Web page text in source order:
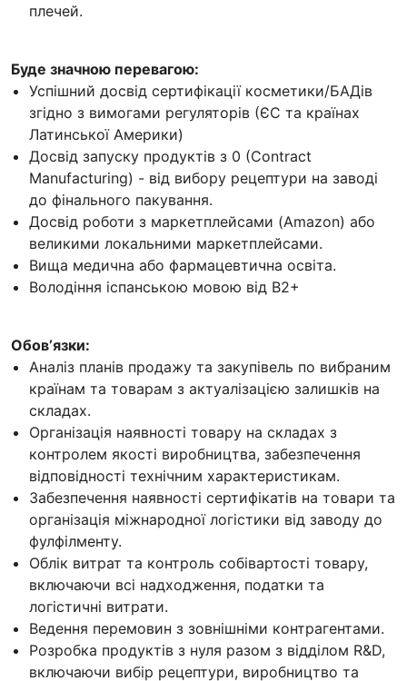
плечей.
Буде значною перевагою:
Успішний досвід сертифікації косметики/БАДів
згідно з вимогами регуляторів (ЄС та країнах
Латинської Америки)
Досвід запуску продуктів з 0 (Contract
Manufacturing) - від вибору рецептури на заводі
до фінального пакування.
Досвід роботи з маркетплейсами (Amazon) або
великими локальними маркетплейсами.
Вища медична або фармацевтична освіта.
Володіння іспанською мовою від B2+
Обовʼязки:
Аналіз планів продажу та закупівель по вибраним
країнам та товарам з актуалізацією залишків на
складах.
Організація наявності товару на складах з
контролем якості виробництва, забезпечення
відповідності технічним характеристикам.
Забезпечення наявності сертифікатів на товари та
організація міжнародної логістики від заводу до
фулфілменту.
Облік витрат та контроль собівартості товару,
включаючи всі надходження, податки та
логістичні витрати.
Ведення перемовин з зовнішніми контрагентами.
Розробка продуктів з нуля разом з відділом R&D,
включаючи вибір рецептури, виробництво та